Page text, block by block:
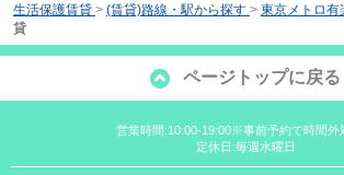
生活保護賃貸 > (賃貸)路線・駅から探す > 東京メトロ有
貸
ページトップに戻る
営業時間:10:00-19:00※事前予約で時間外
定休日:毎週水曜日